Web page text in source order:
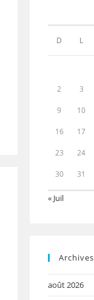
D L
2 3
9 10
16 17
23 24
30 31
« Juil
Archives
août 2026